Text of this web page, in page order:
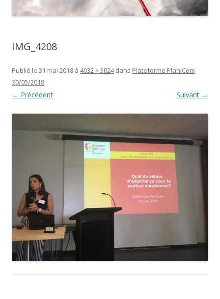
IMG_4208
Publié le 31 mai 2018 à 4032 × 3024dans Plateforme PlaniCom
30/05/2018.
← Précédent Suivant →